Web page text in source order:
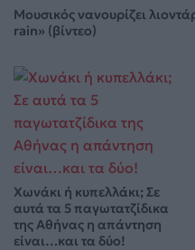
Μουσικός νανουρίζει
rain» (βίντεο)
Χωνάκι ή κυπελλάκι; Σε
αυτά τα 5 παγωτατζίδικα
της Αθήνας η απάντηση
είναι…και τα δύο!